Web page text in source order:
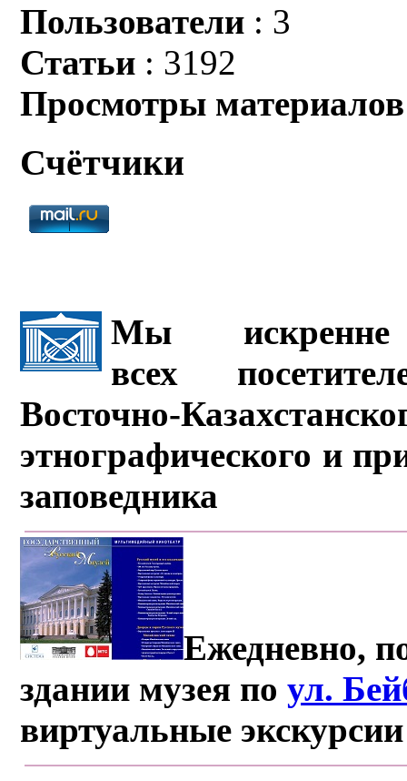
Пользователи : 3
Статьи : 3192
Просмотры материалов
Счётчики
Мы искренне
всех
Восточно-
этнографического и
заповедника
Ежедневно,
здании музея поул.
виртуальные